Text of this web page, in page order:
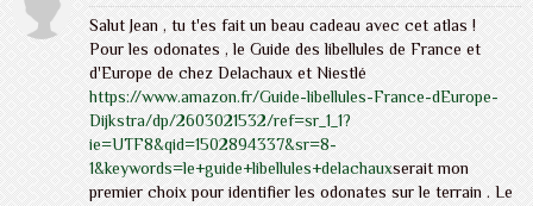
Salut Jean , tu t'es fait un beau cadeau avec cet atlas !
Pour les odonates , le Guide des libellules de France et
d'Europe de chez Delachaux et Niestlé
https://www.amazon.fr/Guide-libellules-France-dEurope-
Dijkstra/dp/2603021532/ref=sr_1_1?
ie=UTF8&qid=1502894337&sr=8-
1&keywords=le+guide+libellules+delachauxserait mon
premier choix pour identifier les odonates sur le terrain . Le